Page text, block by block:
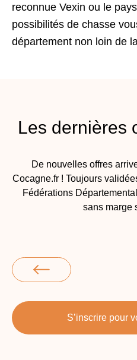
reconnue Vexin ou le
possibilités de chasse
département non loin de
Les dernières
De nouvelles offres
Cocagne.fr ! Toujours
Fédérations
sans marge
S’inscrire pour